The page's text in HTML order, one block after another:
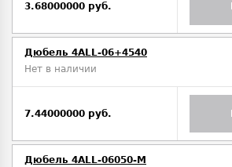
3.68000000 руб.
Дюбель 4ALL-06+4540
Нет в наличии
7.44000000 руб.
Дюбель 4ALL-06050-M